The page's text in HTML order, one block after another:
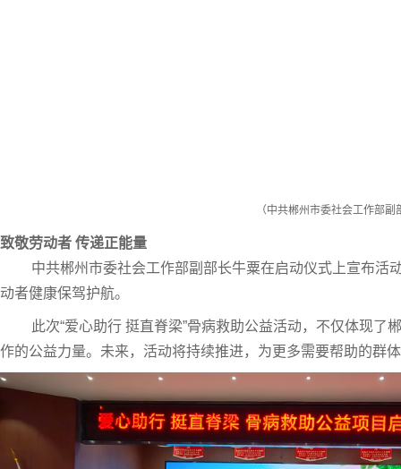
（中共郴州市委社会工作部副
致敬劳动者 传递正能量
中共郴州市委社会工作部副部长牛粟在启动仪式上宣布
动者健康保驾护航。
此次“爱心助行 挺直脊梁”骨病救助公益活动，不仅体现
作的公益力量。未来，活动将持续推进，为更多需要帮助的群